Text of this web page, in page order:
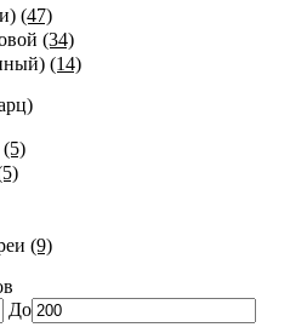
(47)
(34)
(14)
(5)
(9)
До